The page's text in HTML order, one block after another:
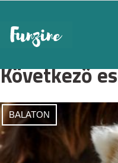
Következő
BALATON